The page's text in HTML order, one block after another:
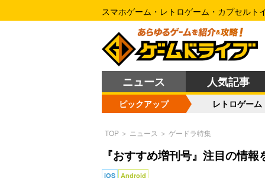
スマホゲーム・レトロゲーム・カプセルト
ニュース 人気記事
ピックアップ レトロゲーム
TOP ＞ ニュース ＞ ゲードラ特集
『おすすめ増刊号』注目の情
iOS Android